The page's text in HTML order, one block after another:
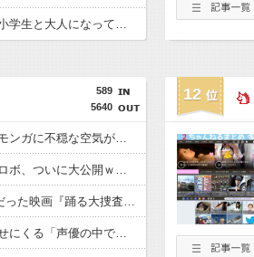
【衝撃】大学生の頃に出会った小学生と大人になってから再会し結婚した男、めちゃくちゃ叩かれてしまうｗｗｗｗｗ(※画像あり)
589
5640
【悲報】ちいかわ、どんどんモモンガに不穏な空気が漂い始める
【動画】純国産ヒューマノイドロボ、ついに大公開ｗｗｗ技術力ホンマにえぐいな日本ｗｗｗｗｗｗｗｗｗ
【悲報】佐藤二朗(57)主演予定だった映画『踊る大捜査線』スピンオフ作品の撮影中止が正式に決定
【画像】井口裕香、またシコらせにくる「声優の中で一番お尻が仕上がってる♡」
12